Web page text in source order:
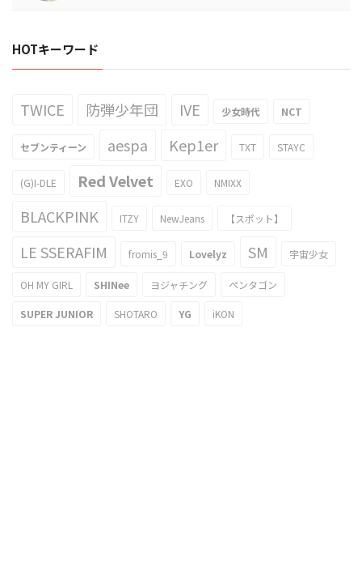
HOTキーワード
TWICE 防弾少年団 IVE 少女時代 NCT
セブンティーン aespa Kep1er TXT STAYC
(G)I-DLE Red Velvet EXO NMIXX
BLACKPINK ITZY NewJeans 【スポット】
LE SSERAFIM fromis_9 Lovelyz SM 宇宙少女
OH MY GIRL SHINee ヨジャチング ペンタゴン
SUPER JUNIOR SHOTARO YG iKON